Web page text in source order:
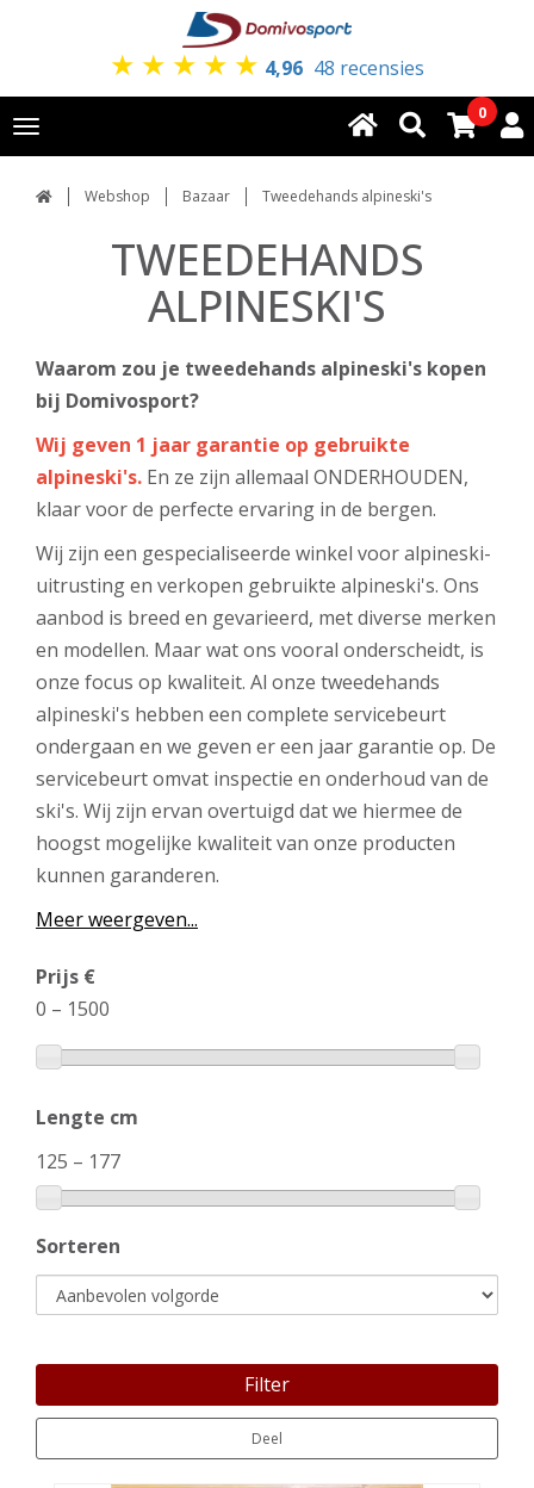
★ ★ ★ ★ ★ 4,96 48 recensies
Toggle
navigation
0
Webshop Bazaar Tweedehands alpineski's
TWEEDEHANDS
ALPINESKI'S
Waarom zou je tweedehands alpineski's kopen
bij Domivosport?
Wij geven 1 jaar garantie op gebruikte
alpineski's. En ze zijn allemaal ONDERHOUDEN,
klaar voor de perfecte ervaring in de bergen.
Wij zijn een gespecialiseerde winkel voor alpineski-
uitrusting en verkopen gebruikte alpineski's. Ons
aanbod is breed en gevarieerd, met diverse merken
en modellen. Maar wat ons vooral onderscheidt, is
onze focus op kwaliteit. Al onze tweedehands
alpineski's hebben een complete servicebeurt
ondergaan en we geven er een jaar garantie op. De
servicebeurt omvat inspectie en onderhoud van de
ski's. Wij zijn ervan overtuigd dat we hiermee de
hoogst mogelijke kwaliteit van onze producten
kunnen garanderen.
Meer weergeven...
Prijs €
0 – 1500
Lengte cm
125 – 177
Sorteren
Filter
Deel